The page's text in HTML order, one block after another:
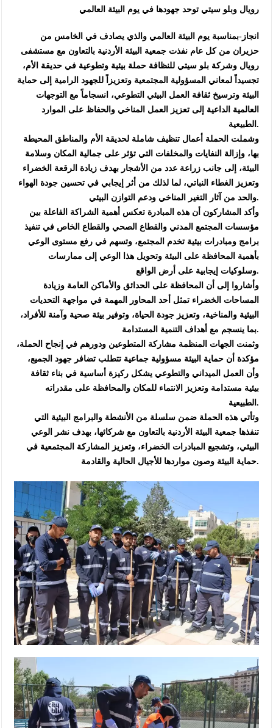
رويال وبلو سيتي توحد جهودها في يوم البيئة العالمي
انجاز-بمناسبة يوم البيئة العالمي والذي يصادف في الخامس من
حزيران من كل عام نفذت جمعية البيئة الأردنية بالتعاون مع مستشفى
رويال وشركة بلو سيتي للنظافة حملة بيئية وتطوعية في حديقة الأم،
تجسيداً لمعاني المسؤولية المجتمعية وتعزيزاً للجهود الرامية إلى حماية
البيئة وترسيخ ثقافة العمل البيئي التطوعي، انسجاماً مع التوجهات
العالمية الداعية إلى تعزيز العمل المناخي والحفاظ على الموارد
الطبيعية.
وشملت الحملة أعمال تنظيف شاملة لحديقة الأم والمناطق المحيطة
بها، وإزالة النفايات والمخلفات التي تؤثر على جمالية المكان وسلامة
البيئة، إلى جانب زراعة عدد من الأشجار بهدف زيادة الرقعة الخضراء
وتعزيز الغطاء النباتي، لما لذلك من أثر إيجابي في تحسين جودة الهواء
والحد من آثار التغير المناخي ودعم التوازن البيئي.
وأكد المشاركون أن هذه المبادرة تعكس أهمية الشراكة الفاعلة بين
مؤسسات المجتمع المدني والقطاع الصحي والقطاع الخاص في تنفيذ
برامج ومبادرات بيئية تخدم المجتمع، وتسهم في رفع مستوى الوعي
بأهمية المحافظة على البيئة وتحويل هذا الوعي إلى ممارسات
وسلوكيات إيجابية على أرض الواقع.
وأشاروا إلى أن المحافظة على الحدائق والأماكن العامة وزيادة
المساحات الخضراء تمثل أحد المحاور المهمة في مواجهة التحديات
البيئية والمناخية، وتعزيز جودة الحياة، وتوفير بيئة صحية وآمنة للأفراد،
بما ينسجم مع أهداف التنمية المستدامة.
وثمنت الجهات المنظمة مشاركة المتطوعين ودورهم في إنجاح الحملة،
مؤكدة أن حماية البيئة مسؤولية جماعية تتطلب تضافر جهود الجميع،
وأن العمل الميداني والتطوعي يشكل ركيزة أساسية في بناء ثقافة
بيئية مستدامة وتعزيز الانتماء للمكان والمحافظة على مقدراته
الطبيعية.
وتأتي هذه الحملة ضمن سلسلة من الأنشطة والبرامج البيئية التي
تنفذها جمعية البيئة الأردنية بالتعاون مع شركائها، بهدف نشر الوعي
البيئي، وتشجيع المبادرات الخضراء، وتعزيز المشاركة المجتمعية في
حماية البيئة وصون مواردها للأجيال الحالية والقادمة.